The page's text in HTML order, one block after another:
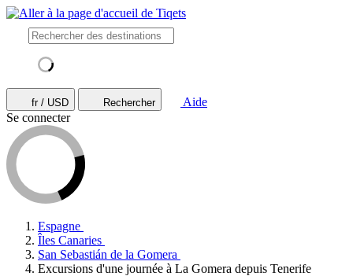
fr / USD Rechercher
Aide
Se connecter
Espagne
Îles Canaries
San Sebastián de la Gomera
Excursions d'une journée à La Gomera depuis Tenerife